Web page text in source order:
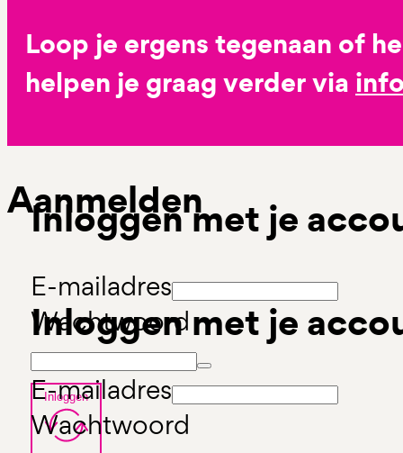
Loop je ergens tegenaan of
helpen je graag verder via
Inloggen met je
E-mailadres
Wachtwoord
Inloggen
Aanmelden
Inloggen met je
E-mailadres
Wachtwoord